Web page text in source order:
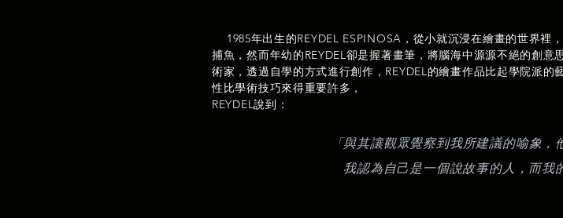
1985年出生的REYDEL ESPINOSA，從小就沉浸在繪畫的世界裡
捕魚，然而年幼的REYDEL卻是握著畫筆，將腦海中源源不絕的創
術家，透過自學的方式進行創作，REYDEL的繪畫作品比起學院派
性比學術技巧來得重要許多，
REYDEL說到：
「與其讓觀眾覺察到我所建議的喻象，
我認為自己是一個說故事的人，而我